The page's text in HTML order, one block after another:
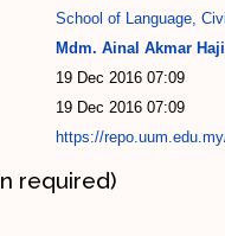
School of Language,
Mdm. Ainal Akmar
19 Dec 2016 07:09
19 Dec 2016 07:09
https://
required)